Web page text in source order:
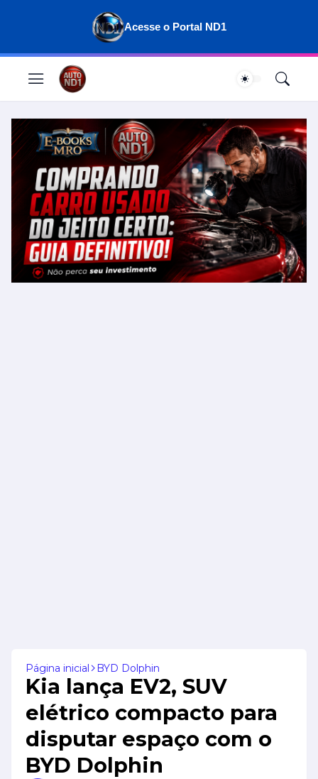
Acesse o Portal ND1
Página inicial BYD Dolphin
Kia lança EV2, SUV
elétrico compacto para
disputar espaço com o
BYD Dolphin